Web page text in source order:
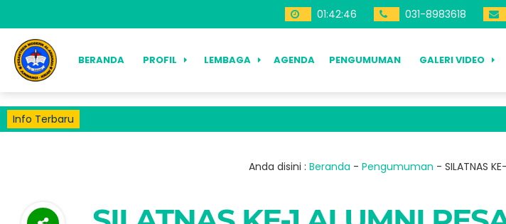
01:42:47 031-8983618
BERANDA PROFIL LEMBAGA AGENDA PENGUMUMAN GALERI VIDEO
Info Terbaru
Anda disini : Beranda - Pengumuman - SILATNAS